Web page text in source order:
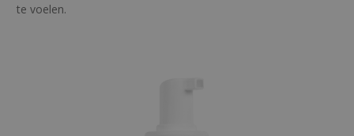
te voelen.